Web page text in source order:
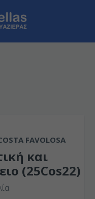
FAVOLOSA
και
(25Cos22)